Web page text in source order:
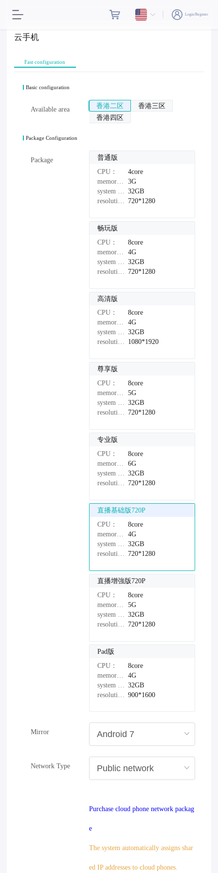
Login/Register
云手机
Fast configuration
Basic configuration
Available area 香港二区
香港三区
香港四区
Package Configuration
Package
普通版
CPU：
4core
memory：
3G
32GB
720*1280
畅玩版
CPU：
8core
memory：
4G
32GB
720*1280
高清版
CPU：
8core
memory：
4G
system disk： 32GB
resolution： 1080*1920
尊享版
CPU：
8core
memory：
5G
system disk： 32GB
resolution： 720*1280
专业版
CPU：
8core
memory：
6G
system disk： 32GB
resolution： 720*1280
直播基础版720P
CPU：
8core
memory：
4G
32GB
720*1280
直播增強版720P
CPU：
8core
memory：
5G
32GB
720*1280
Pad版
CPU：
8core
memory：
4G
32GB
900*1600
Mirror
Network Type
Purchase cloud phone network packag
e
The system automatically assigns shar
ed IP addresses to cloud phones.